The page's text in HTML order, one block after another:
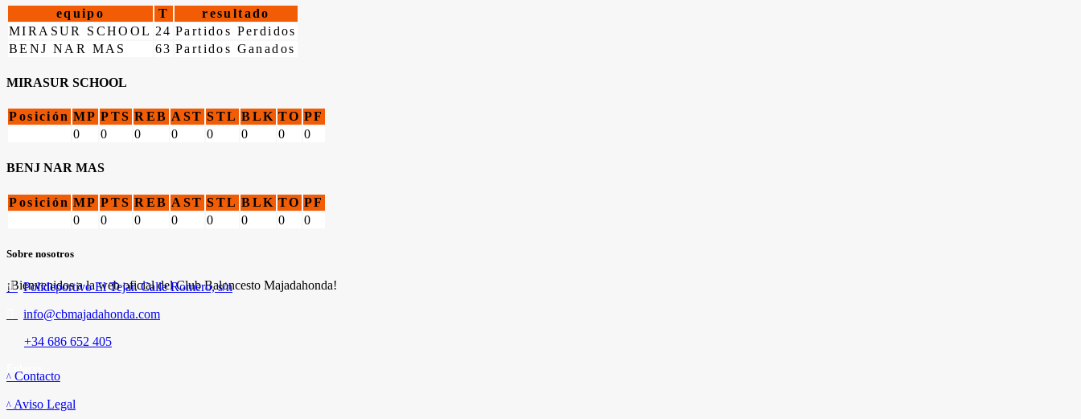
equipo T
resultado
MIRASUR SCHOOL 24 Partidos Perdidos
BENJ NAR MAS
63 Partidos Ganados
MIRASUR SCHOOL
Posición MP PTS REB AST STL BLK TO PF
0
0 0 0 0 0 0 0
BENJ NAR MAS
Posición MP PTS REB AST STL BLK TO PF
0
0 0 0 0 0 0 0
Sobre nosotros
¡Bienvenidos a la web oficial del Club Baloncesto Majadahonda!
Polideportivo El Tejar. Calle Romero, s/n
info@cbmajadahonda.com
+34 686 652 405
Contacto
Aviso Legal